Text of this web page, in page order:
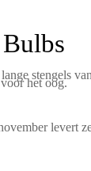
stengels
het oog.
levert